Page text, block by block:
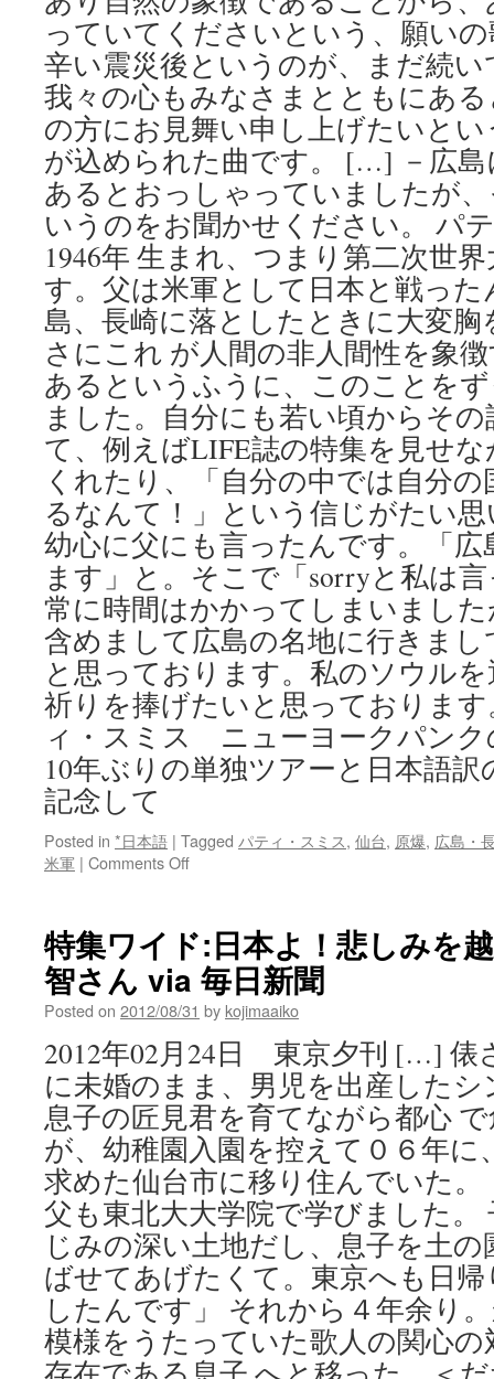
っていてくださいという、願い
辛い震災後というのが、まだ続
我々の心もみなさまとともにあ
の方にお見舞い申し上げたいと
が込められた曲です。 […] －広
あるとおっしゃっていましたが
いうのをお聞かせください。 パ
1946年 生まれ、つまり第二次世
す。父は米軍として日本と戦っ
島、長崎に落としたときに大変
さにこれ が人間の非人間性を象
あるというふうに、このことを
ました。自分にも若い頃からそ
て、例えばLIFE誌の特集を見せ
くれたり、「自分の中では自分
るなんて！」という信じがたい
幼心に父にも言ったんです。「
ます」と。そこで「sorryと私は
常に時間はかかってしまいまし
含めまして広島の名地に行きま
と思っております。私のソウル
祈りを捧げたいと思っておりま
ィ・スミス ニューヨークパンク
10年ぶりの単独ツアーと日本語
記念して
Posted in *日本語 | Tagged パティ・スミス, 仙台, 原爆, 広島・
米軍 | Comments Offon
ィ・
ス
ミ
ス
ニ
ー
ヨ
ー
ク
パ
ン
ク
の
先
駆
者
に
し
て
女
特集ワイド:日本よ！悲しみを
智さん via 毎日新聞
Posted on 2012/08/31 by kojimaaiko
2012年02月24日 東京夕刊 […] 俵
に未婚のまま、男児を出産した
息子の匠見君を育てながら都心
が、幼稚園入園を控えて０６年に
求めた仙台市に移り住んでいた。
父も東北大大学院で学びました
じみの深い土地だし、息子を土
ばせてあげたくて。東京へも日
したんです」 それから４年余り
模様をうたっていた歌人の関心